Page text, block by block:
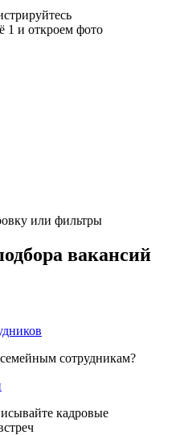
1 и откроем фото
или фильтры
вакансий
сотрудникам?
кадровые